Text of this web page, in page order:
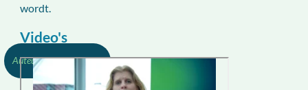
Redactie, OBPL 23-06-2023
wordt.
Video's